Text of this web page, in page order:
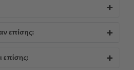
επίσης:
επίσης: